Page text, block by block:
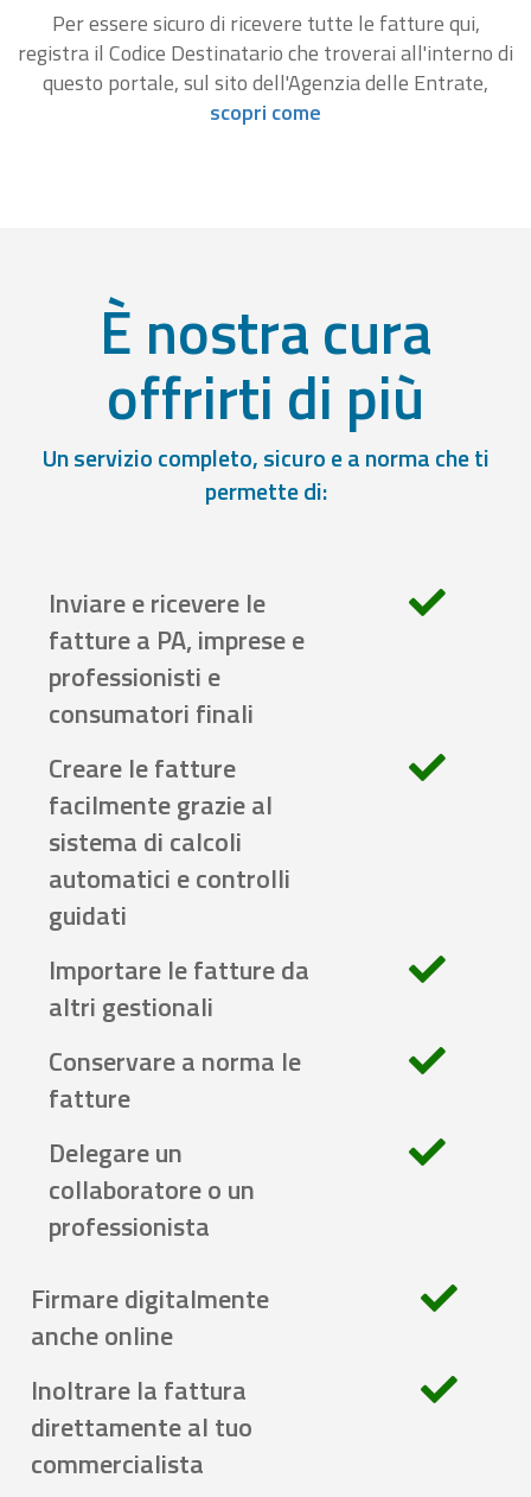
Per essere sicuro di ricevere tutte le fatture qui,
registra il Codice Destinatario che troverai all'interno di
questo portale, sul sito dell'Agenzia delle Entrate,
scopri come
È nostra cura
offrirti di più
Un servizio completo, sicuro e a norma che ti
permette di:
Inviare e ricevere le
fatture a PA, imprese e
professionisti e
consumatori finali
Creare le fatture
facilmente grazie al
sistema di calcoli
automatici e controlli
guidati
Importare le fatture da
altri gestionali
Conservare a norma le
fatture
Delegare un
collaboratore o un
professionista
Firmare digitalmente
anche online
Inoltrare la fattura
direttamente al tuo
commercialista